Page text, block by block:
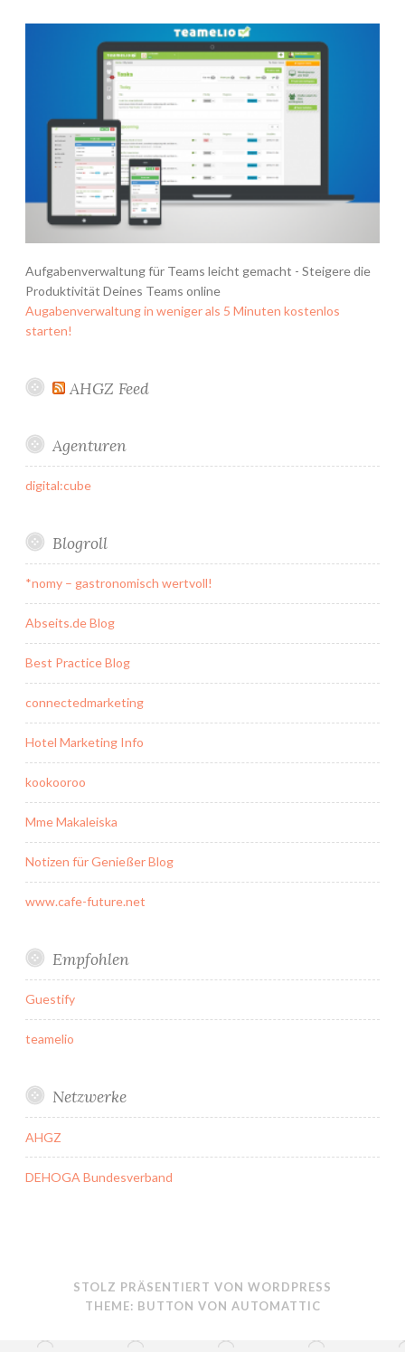
Aufgabenverwaltung für Teams leicht gemacht - Steigere die
Produktivität Deines Teams online
Augabenverwaltung in weniger als 5 Minuten kostenlos
starten!
AHGZ Feed
Agenturen
digital:cube
Blogroll
*nomy – gastronomisch wertvoll!
Abseits.de Blog
Best Practice Blog
connectedmarketing
Hotel Marketing Info
kookooroo
Mme Makaleiska
Notizen für Genießer Blog
www.cafe-future.net
Empfohlen
Guestify
teamelio
Netzwerke
AHGZ
DEHOGA Bundesverband
STOLZ PRÄSENTIERT VON WORDPRESS
THEME: BUTTON VON AUTOMATTIC